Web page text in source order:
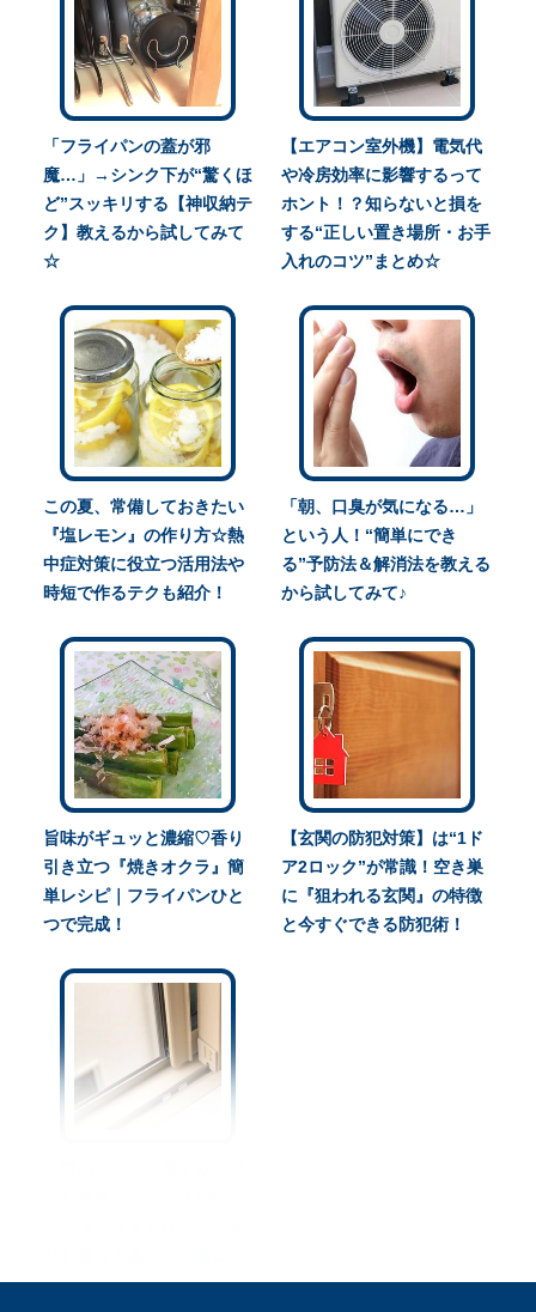
「フライパンの蓋が邪
魔…」→シンク下が“驚くほ
ど”スッキリする【神収納テ
ク】教えるから試してみて
☆
【エアコン室外機】電気代
や冷房効率に影響するって
ホント！？知らないと損を
する“正しい置き場所・お手
入れのコツ”まとめ☆
この夏、常備しておきたい
『塩レモン』の作り方☆熱
中症対策に役立つ活用法や
時短で作るテクも紹介！
「朝、口臭が気になる…」
という人！“簡単にでき
る”予防法＆解消法を教える
から試してみて♪
旨味がギュッと濃縮♡香り
引き立つ『焼きオクラ』簡
単レシピ｜フライパンひと
つで完成！
【玄関の防犯対策】は“1ド
ア2ロック”が常識！空き巣
に『狙われる玄関』の特徴
と今すぐできる防犯術！